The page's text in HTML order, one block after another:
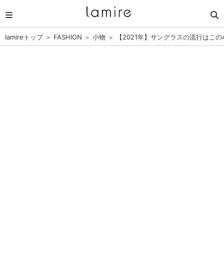
lamireトップ＞ FASHION ＞ 小物 ＞ 【2021年】サングラスの流行はこ